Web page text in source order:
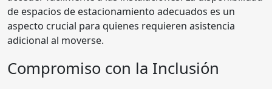
de espacios de estacionamiento adecuados es un
aspecto crucial para quienes requieren asistencia
adicional al moverse.
Compromiso con la Inclusión